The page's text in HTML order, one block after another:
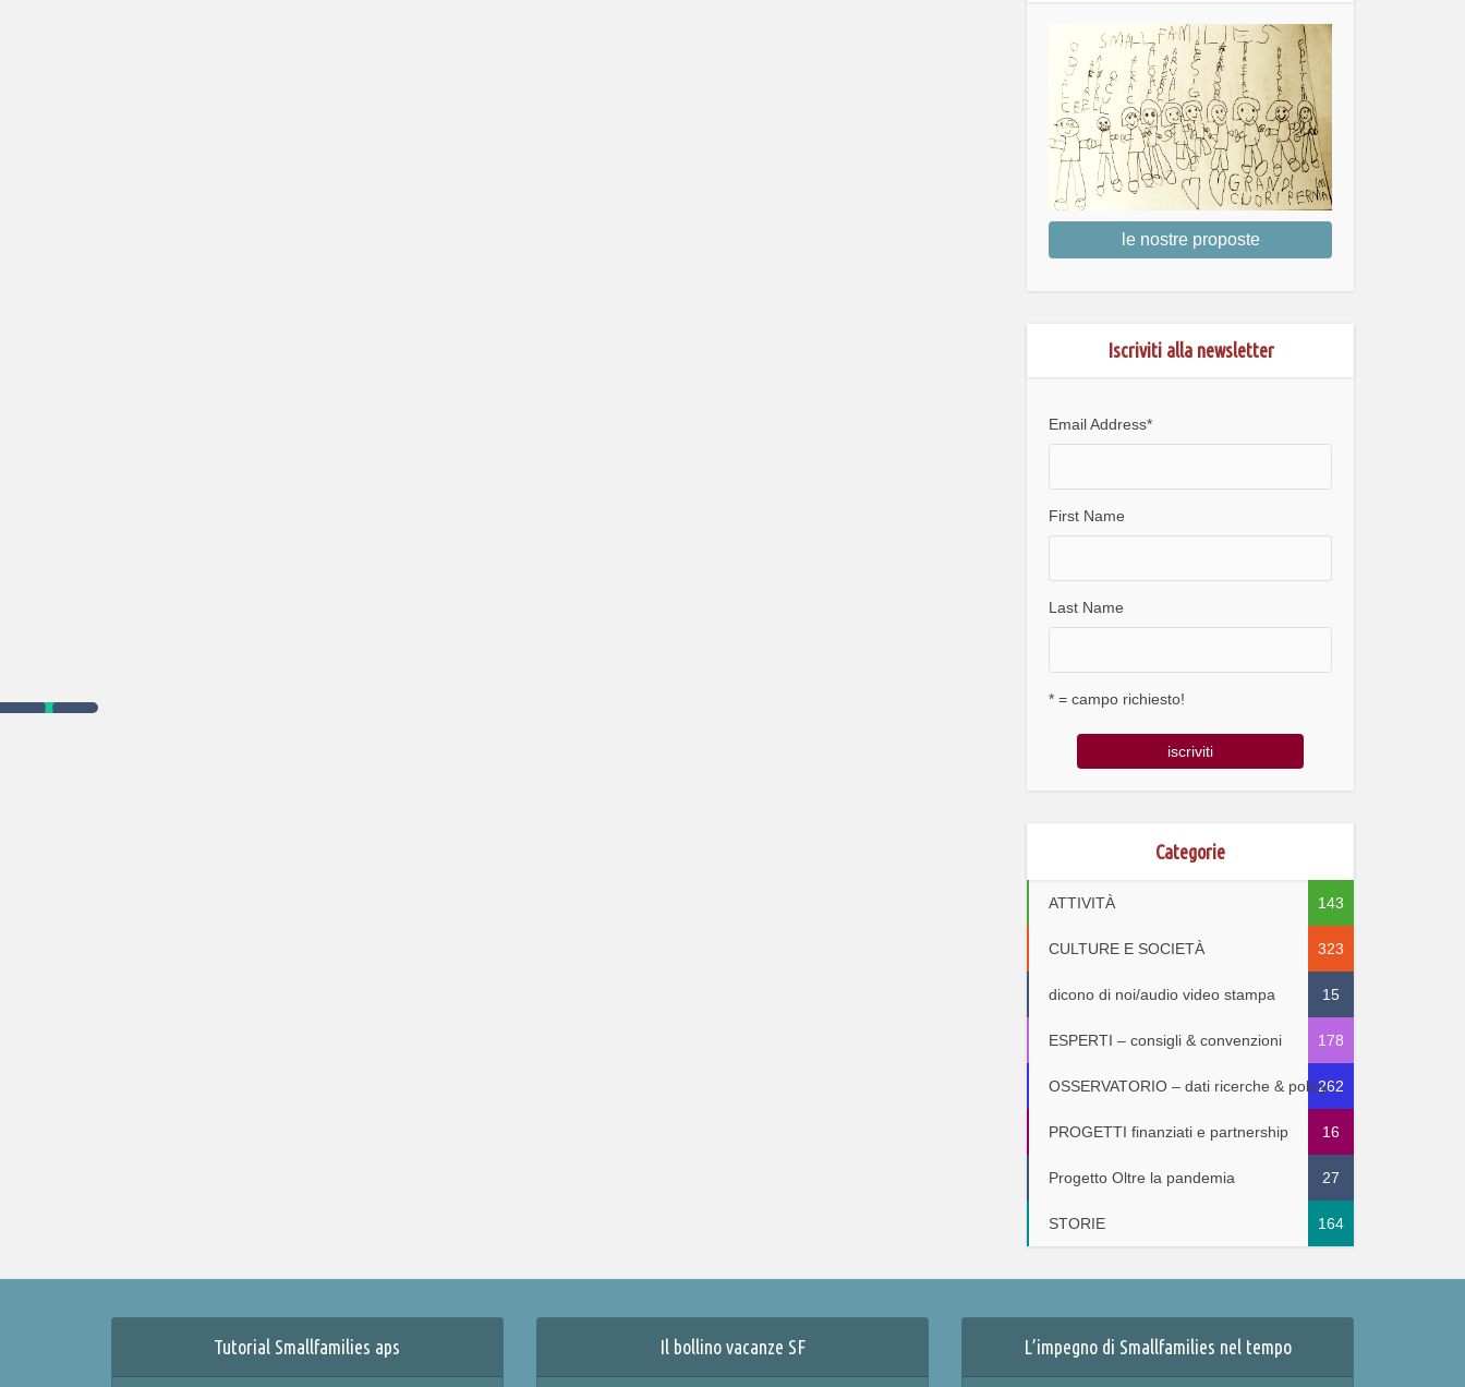
le nostre proposte
Iscriviti alla newsletter
Email Address*
First Name
Last Name
* = campo richiesto!
Categorie
ATTIVITÀ 143
CULTURE E SOCIETÀ 323
dicono di noi/audio video stampa 15
ESPERTI – consigli & convenzioni 178
OSSERVATORIO – dati ricerche & policy262
PROGETTI finanziati e partnership 16
Progetto Oltre la pandemia 27
STORIE 164
Tutorial Smallfamilies aps Il bollino vacanze SF L’impegno di Smallfamilies nel tempo